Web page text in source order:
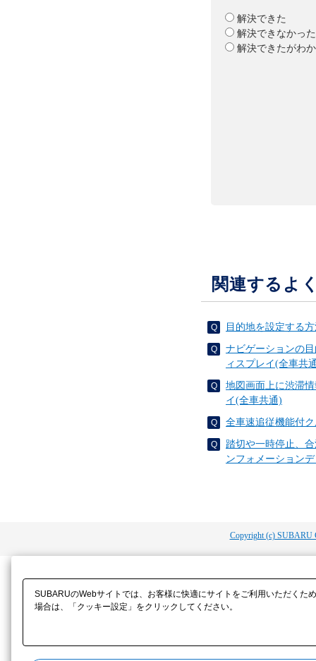
解決できた
解決できなかった
解決できたがわ
関連するよ
目的地を設定する
ナビゲーションの
ィスプレイ(全車共
地図画面上に渋滞
イ(全車共通)
全車速追従機能付
踏切や一時停止、
ンフォメーション
Copyright (c) SUBARU
SUBARUのWebサイトでは、お客様に快適にサイトをご利用いただく
場合は、「クッキー設定」をクリックしてください。​